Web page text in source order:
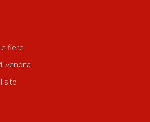
e fiere
vendita
sito